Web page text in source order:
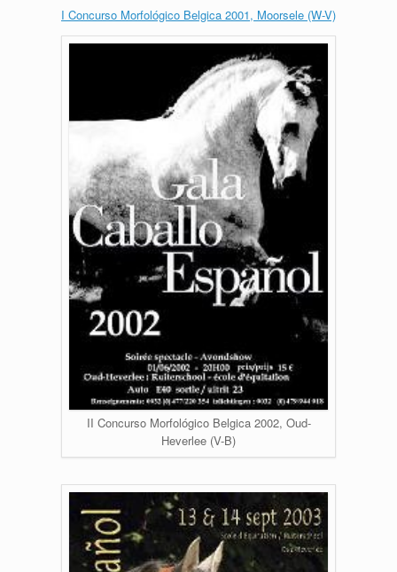
I Concurso Morfológico Belgica 2001, Moorsele (W-V)
II Concurso Morfológico Belgica 2002, Oud-
Heverlee (V-B)